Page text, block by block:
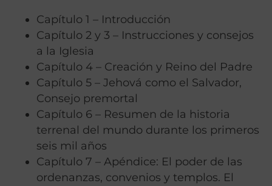
Capítulo 1 – Introducción
Capítulo 2 y 3 – Instrucciones y consejos
a la Iglesia
Capítulo 4 – Creación y Reino del Padre
Capítulo 5 – Jehová como el Salvador,
Consejo premortal
Capítulo 6 – Resumen de la historia
terrenal del mundo durante los primeros
seis mil años
Capítulo 7 – Apéndice: El poder de las
ordenanzas, convenios y templos. El